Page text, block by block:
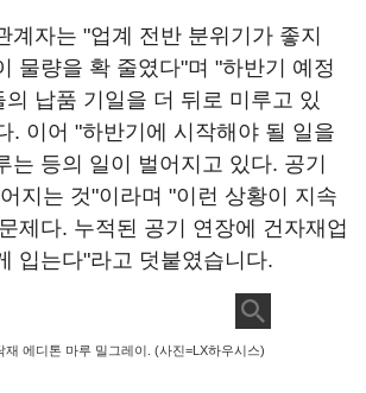
계자는 "업계 전반 분위기가 좋지
물량을 확 줄였다"며 "하반기 예정
납품 기일을 더 뒤로 미루고 있
. 이어 "하반기에 시작해야 될 일을
는 등의 일이 벌어지고 있다. 공기
지는 것"이라며 "이런 상황이 지속
제다. 누적된 공기 연장에 건자재업
입는다"라고 덧붙였습니다.
재 에디톤 마루 밀그레이. (사진=LX하우시스)